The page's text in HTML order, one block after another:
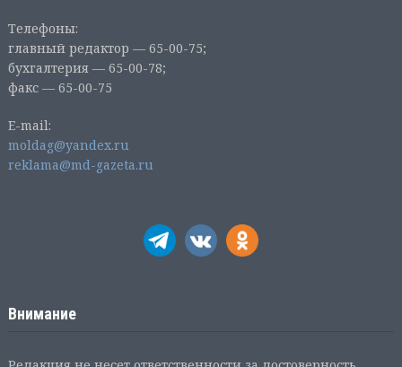
Телефоны:
главный редактор — 65-00-75;
бухгалтерия — 65-00-78;
факс — 65-00-75
E-mail:
moldag@yandex.ru
reklama@md-gazeta.ru
Внимание